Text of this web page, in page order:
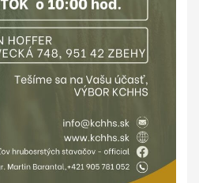
V ROKU 2026
HRUBOSRSTÝCH
B. ZEMKA“